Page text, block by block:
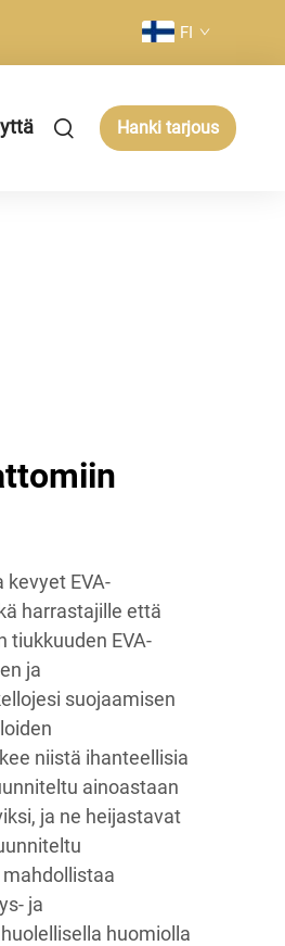
FI
Hanki tarjous
EVA-
harrastajille että
EVA-
ja
suojaamisen
niistä ihanteellisia
ainoastaan
ja ne heijastavat
ja
huomiolla